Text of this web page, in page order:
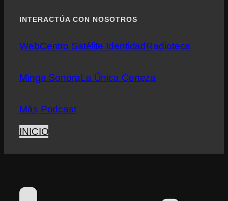
INTERACTÚA CON NOSOTROS
WebCentro Satélite IdentidadRadioteca
Minga SonoraLa Única Certeza
Más Podcast
INICIO